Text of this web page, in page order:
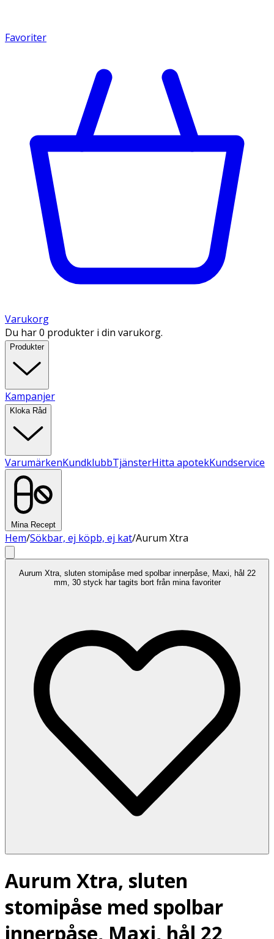
Favoriter
Varukorg
Du har 0 produkter i din varukorg.
Produkter
Kampanjer
Kloka Råd
VarumärkenKundklubbTjänsterHitta apotekKundservice
Mina Recept
Hem/Sökbar, ej köpb, ej kat/Aurum Xtra
Aurum Xtra, sluten stomipåse med spolbar innerpåse, Maxi, hål 22
mm, 30 styck har tagits bort från mina favoriter
Aurum Xtra, sluten
stomipåse med spolbar
innerpåse, Maxi, hål 22